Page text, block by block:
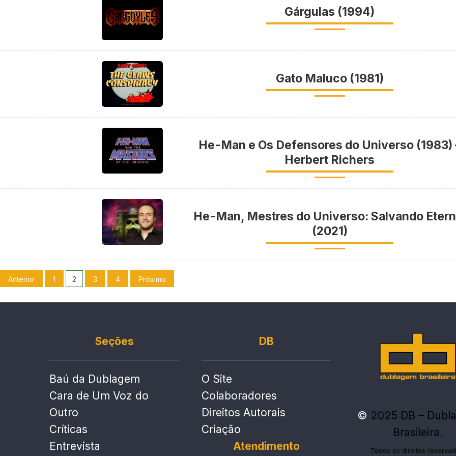
Gárgulas (1994)
Gato Maluco (1981)
He-Man e Os Defensores do Universo (1983)
Herbert Richers
He-Man, Mestres do Universo: Salvando
(2021)
Anterior 1 2 3 4 Próximo
Seções
Baú da Dublagem
Cara de Um Voz do
Outro
Críticas
Entrevista
DB
O Site
Colaboradores
Direitos Autorais
Criação
Atendimento
© 2025 DB –
Brasileira.
Todos os direitos